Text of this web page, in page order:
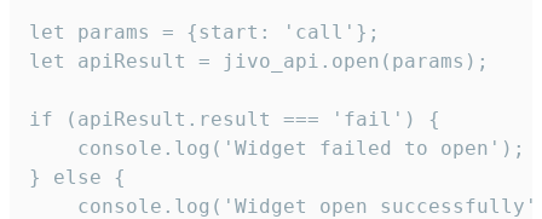
let params = {start: 'call'};
let apiResult = jivo_api.open(params);
if (apiResult.result === 'fail') {
    console.log('Widget failed to open');
} else {
console.log('Widget open